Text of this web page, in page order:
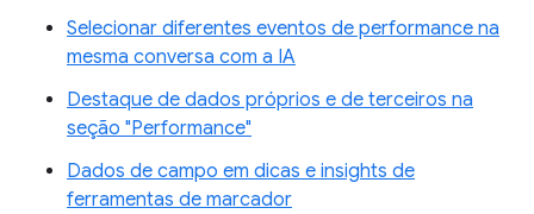
Selecionar diferentes eventos de performance na
mesma conversa com a IA
Destaque de dados próprios e de terceiros na
seção "Performance"
Dados de campo em dicas e insights de
ferramentas de marcador